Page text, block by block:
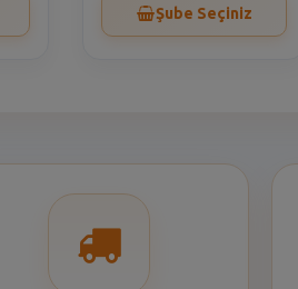
Şube Seçiniz